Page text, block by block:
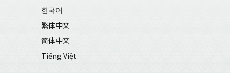
한국어
繁体中文
简体中文
Tiếng Việt